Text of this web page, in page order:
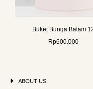
Buket Bunga Batam
Rp600.000
ABOUT US